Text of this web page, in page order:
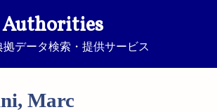
Authorities
データ検索・提供サービス
Marc